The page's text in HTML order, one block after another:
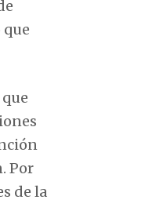
Por
de la